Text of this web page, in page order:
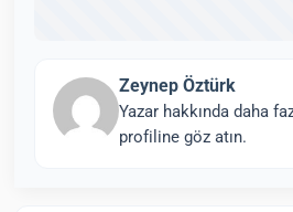
Zeynep Öztürk
Yazar hakkında daha
profiline göz atın.